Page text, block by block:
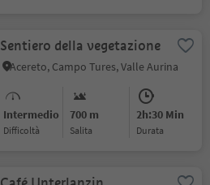
Sentiero della vegetazione
Acereto, Campo Tures, Valle Aurina
Intermedio
Difficoltà
700 m
Salita
2h:30 Min
durata